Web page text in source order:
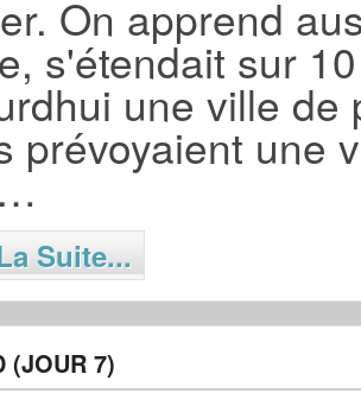
On apprend
s'étendait sur
une ville de
prévoyaient une
Suite...
(JOUR 7)